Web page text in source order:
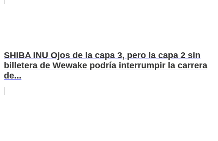
SHIBA INU Ojos de la capa 3, pero la capa 2 sin
billetera de Wewake podría interrumpir la carrera
de...